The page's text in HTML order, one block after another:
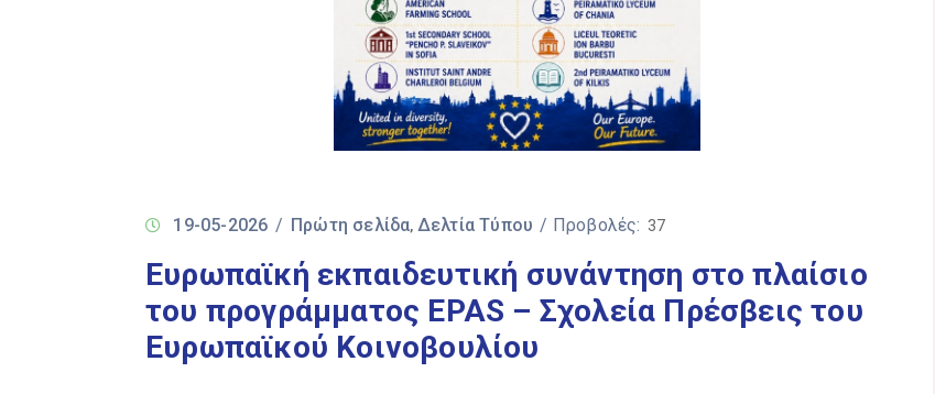
19-05-2026 / Πρώτη σελίδα‚ Δελτία Τύπου / Προβολές: 37
Ευρωπαϊκή εκπαιδευτική συνάντηση στο πλαίσιο
του προγράμματος EPAS – Σχολεία Πρέσβεις του
Ευρωπαϊκού Κοινοβουλίου